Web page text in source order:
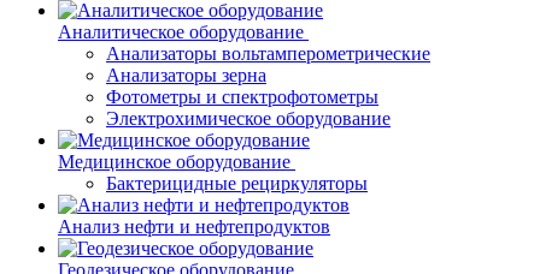
Аналитическое оборудование
Анализаторы вольтамперометрические
Анализаторы зерна
Фотометры и спектрофотометры
Электрохимическое оборудование
Медицинское оборудование
Бактерицидные рециркуляторы
Анализ нефти и нефтепродуктов
Геодезическое оборудование